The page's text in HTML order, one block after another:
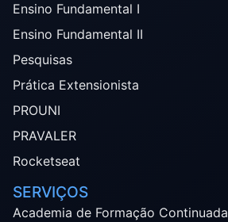
Ensino Fundamental I
Ensino Fundamental II
Pesquisas
Prática Extensionista
PROUNI
PRAVALER
Rocketseat
SERVIÇOS
Academia de Formação Continuada